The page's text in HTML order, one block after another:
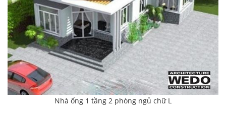
Nhà ống 1 tầng 2 phòng ngủ chữ L